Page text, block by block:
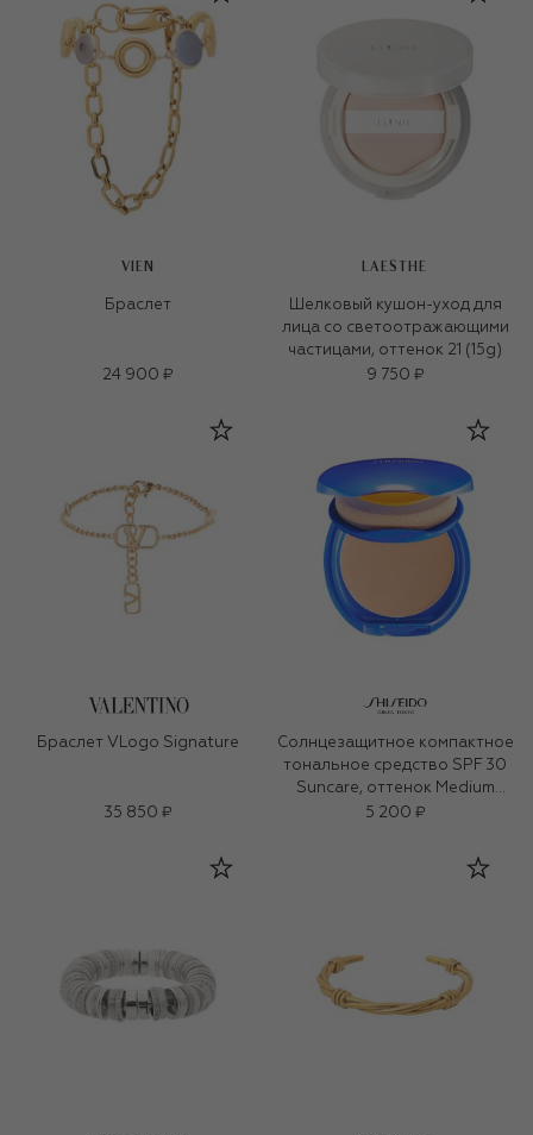
VIEN
Браслет
24 900 ₽
LAESTHE
Шелковый кушон-уход для
лица со светоотражающими
частицами, оттенок 21 (15g)
9 750 ₽
Браслет VLogo Signature
35 850 ₽
Солнцезащитное компактное
тональное средство SPF 30
Suncare, оттенок Medium
Ivory (12g)
5 200 ₽